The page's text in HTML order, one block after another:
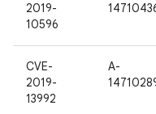
2019-
10596
CVE-
2019-
13992
A-